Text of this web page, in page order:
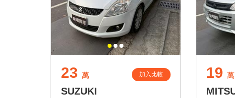
23 萬 加入比較
SUZUKI
19 萬